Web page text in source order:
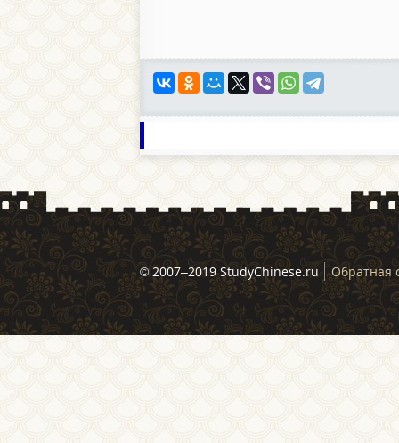
© 2007–2019 StudyChinese.ru Обратная